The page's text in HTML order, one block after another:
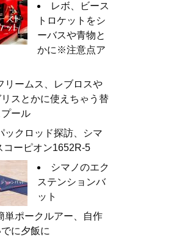
レボ、ビース
トロケットをシ
ーバスや青物と
かに※注意点ア
リームス、レブロスや
リスとかに使えちゃう替
プール
ックロッド探訪、シマ
コーピオン1652R-5
シマノのエク
ステンションバ
ット
単ポークルアー、自作
に夕飯に